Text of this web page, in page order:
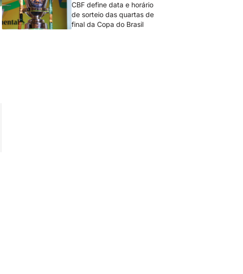
CBF define data e horário
de sorteio das quartas de
final da Copa do Brasil